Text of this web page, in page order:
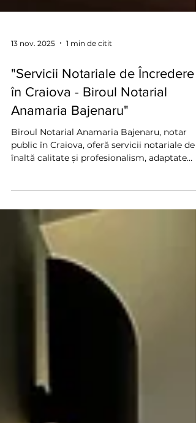
"Servicii Notariale de Încredere
în Craiova - Biroul Notarial
Anamaria Bajenaru"
Biroul Notarial Anamaria Bajenaru, notar
public în Craiova, oferă servicii notariale de
nevoilor fiecărui client. Situat pe Strada
facilitează autentificarea rapidă și sigură a
documentelor, precum contracte, procuri,
declarații și alte acte oficiale esențiale
tranzacții legale și afaceri. Programul de
lucru este de luni până miercuri, între orele
09:00 și 17:00, iar contactu